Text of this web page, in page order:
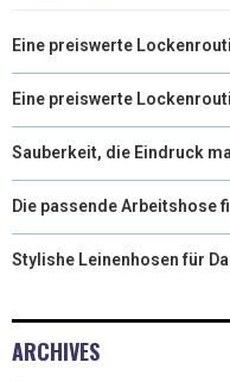
Eine preiswerte
Eine preiswerte
Sauberkeit, die Eindruck
Die passende Arbeitshose
Stylishe Leinenhosen für
ARCHIVES